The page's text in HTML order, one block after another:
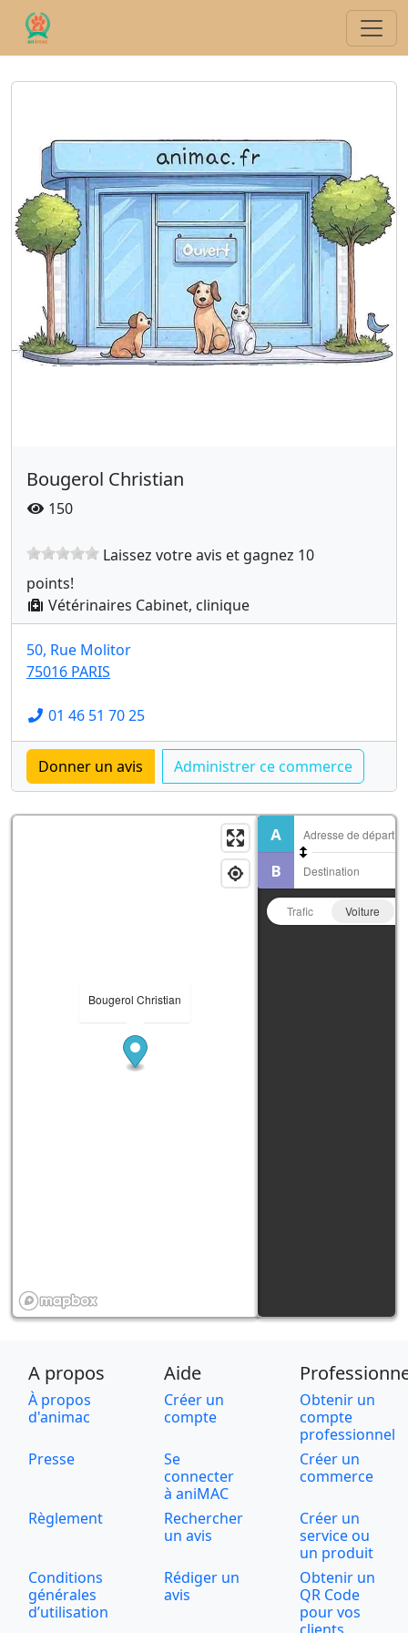
Bougerol Christian
150
Laissez votre avis et gagnez 10
points!
Vétérinaires Cabinet, clinique
50, Rue Molitor
75016 PARIS
01 46 51 70 25
Bougerol Christian
Trafic Voiture
A propos Aide
À propos
d'animac
Créer un
compte
Obtenir un
compte
professionnel
Presse
Se
connecter
à aniMAC
Créer un
commerce
Règlement
Rechercher
un avis
Créer un
service ou
un produit
Conditions
générales
d’utilisation
Rédiger un
avis
Obtenir un
QR Code
pour vos